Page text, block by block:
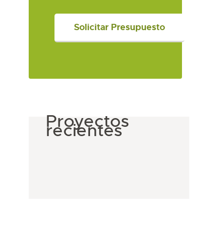
Proyectos
recientes